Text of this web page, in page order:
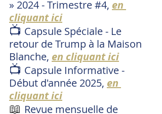
» 2024 - Trimestre #4, en
cliquant ici
📺 Capsule Spéciale - Le
retour de Trump à la Maison
Blanche, en cliquant ici
📺 Capsule Informative -
Début d'année 2025, en
cliquant ici
📖 Revue mensuelle de